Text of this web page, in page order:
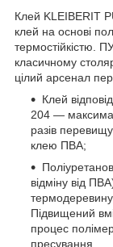
Клей KLEIBERIT
клей на основі
термостійкістю.
класичному
цілий арсенал
Клей
204 —
разів
клею ПВА;
відміну від
Підвищений
процес
пресування.